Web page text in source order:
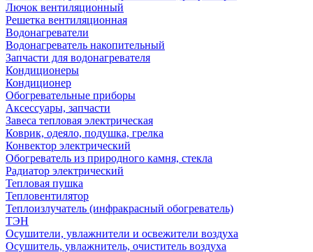
Лючок вентиляционный
Решетка вентиляционная
Водонагреватели
Водонагреватель накопительный
Запчасти для водонагревателя
Кондиционеры
Кондиционер
Обогревательные приборы
Аксессуары, запчасти
Завеса тепловая электрическая
Коврик, одеяло, подушка, грелка
Конвектор электрический
Обогреватель из природного камня, стекла
Радиатор электрический
Тепловая пушка
Тепловентилятор
Теплоизлучатель (инфракрасный обогреватель)
ТЭН
Осушители, увлажнители и освежители воздуха
Осушитель, увлажнитель, очиститель воздуха